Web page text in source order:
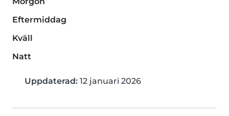
Eftermiddag
Kväll
Natt
Uppdaterad: 12 januari 2026